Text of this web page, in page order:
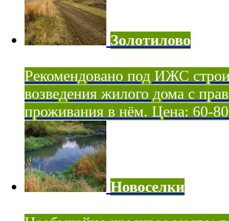
Золотилово
Рекомендовано под ИЖС
возведения жилого дома с
проживания в нём. Цена: 60-80
Новоселки